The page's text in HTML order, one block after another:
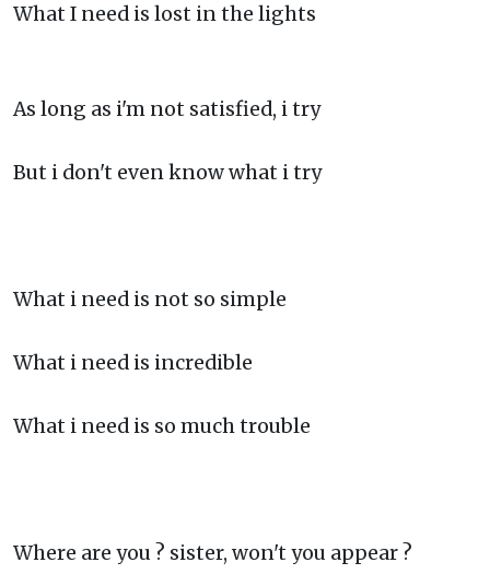
What I need is lost in the lights
As long as i'm not satisfied, i try
But i don't even know what i try
What i need is not so simple
What i need is incredible
What i need is so much trouble
Where are you ? sister, won't you appear ?